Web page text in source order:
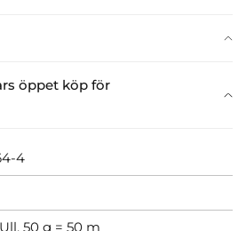
öppet köp för
4
50 g = 50 m